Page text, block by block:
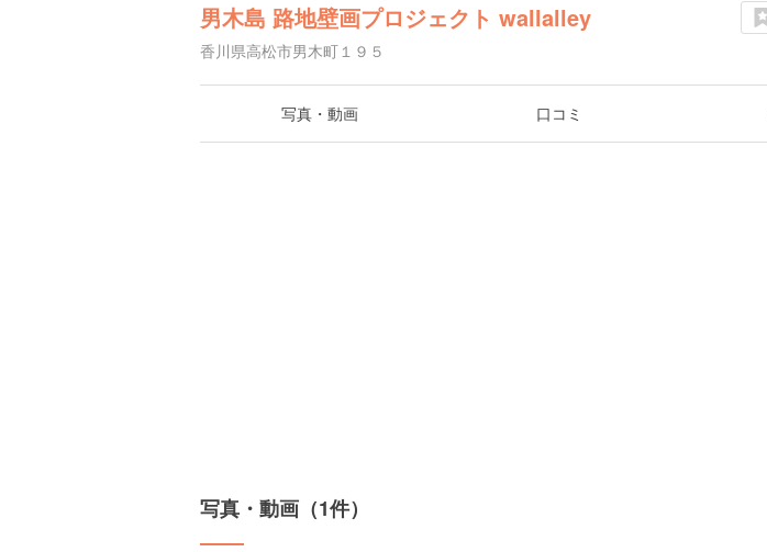
男木島 路地壁画プロジェクト wallalley
香川県高松市男木町１９５
写真・動画 口コミ
写真・動画（1件）